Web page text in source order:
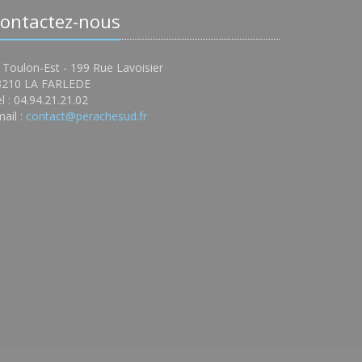
nous
Toulon-Est - 199 Rue Lavoisier
LA FARLEDE
: 04.94.21.21.02
: contact@perachesud.fr